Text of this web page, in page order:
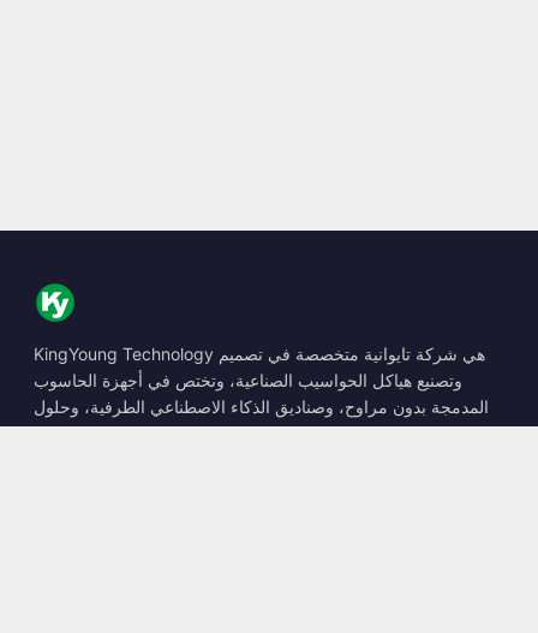
KingYoung Technology هي شركة تايوانية متخصصة في تصميم
وتصنيع هياكل الحواسيب الصناعية، وتختص في أجهزة الحاسوب
المدمجة بدون مراوح، وصناديق الذكاء الاصطناعي الطرفية، وحلول
الحوسبة المتينة.